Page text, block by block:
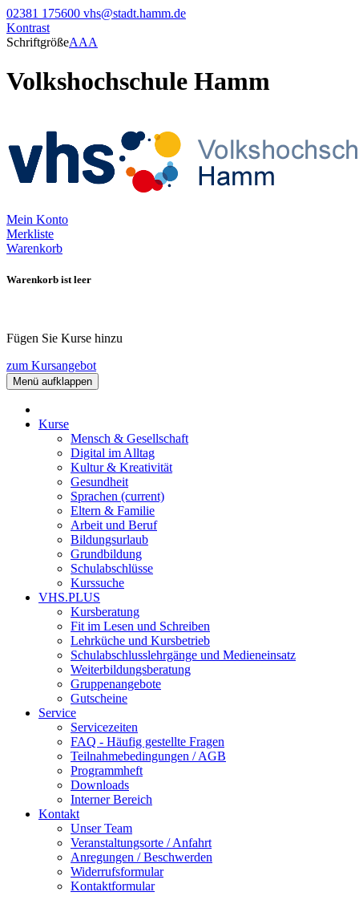
02381 175600 vhs@stadt.hamm.de
Kontrast
SchriftgrößeAAA
Volkshochschule Hamm
Mein Konto
Merkliste
Warenkorb
Warenkorb ist leer
Fügen Sie Kurse hinzu
zum Kursangebot
Menü aufklappen
Kurse
Mensch & Gesellschaft
Digital im Alltag
Kultur & Kreativität
Gesundheit
Sprachen (current)
Eltern & Familie
Arbeit und Beruf
Bildungsurlaub
Grundbildung
Schulabschlüsse
Kurssuche
VHS.PLUS
Kursberatung
Fit im Lesen und Schreiben
Lehrküche und Kursbetrieb
Schulabschlusslehrgänge und Medieneinsatz
Weiterbildungsberatung
Gruppenangebote
Gutscheine
Service
Servicezeiten
FAQ - Häufig gestellte Fragen
Teilnahmebedingungen / AGB
Programmheft
Downloads
Interner Bereich
Kontakt
Unser Team
Veranstaltungsorte / Anfahrt
Anregungen / Beschwerden
Widerrufsformular
Kontaktformular